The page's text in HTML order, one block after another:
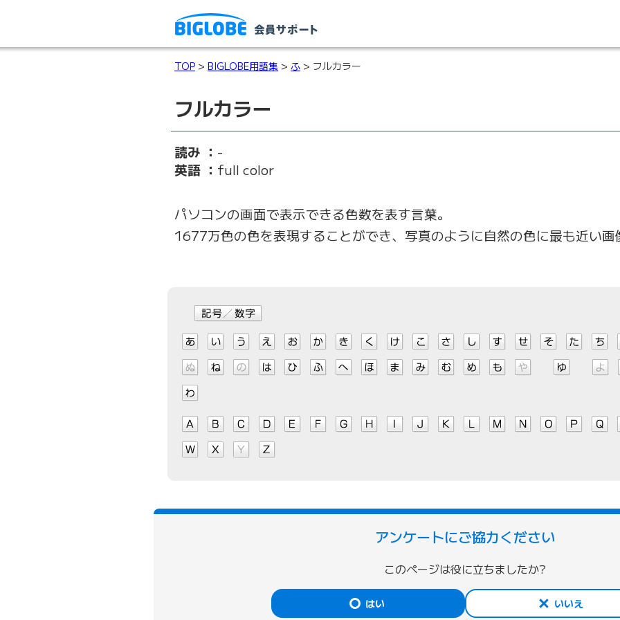
TOP > BIGLOBE用語集 > ふ > フルカラー
フルカラー
読み ： -
英語 ： full color
パソコンの画面で表示できる色数を表す言葉。
1677万色の色を表現することができ、写真のように自然の色に最も近い画
アンケートにご協力ください
このページは役に立ちましたか?
はい いいえ